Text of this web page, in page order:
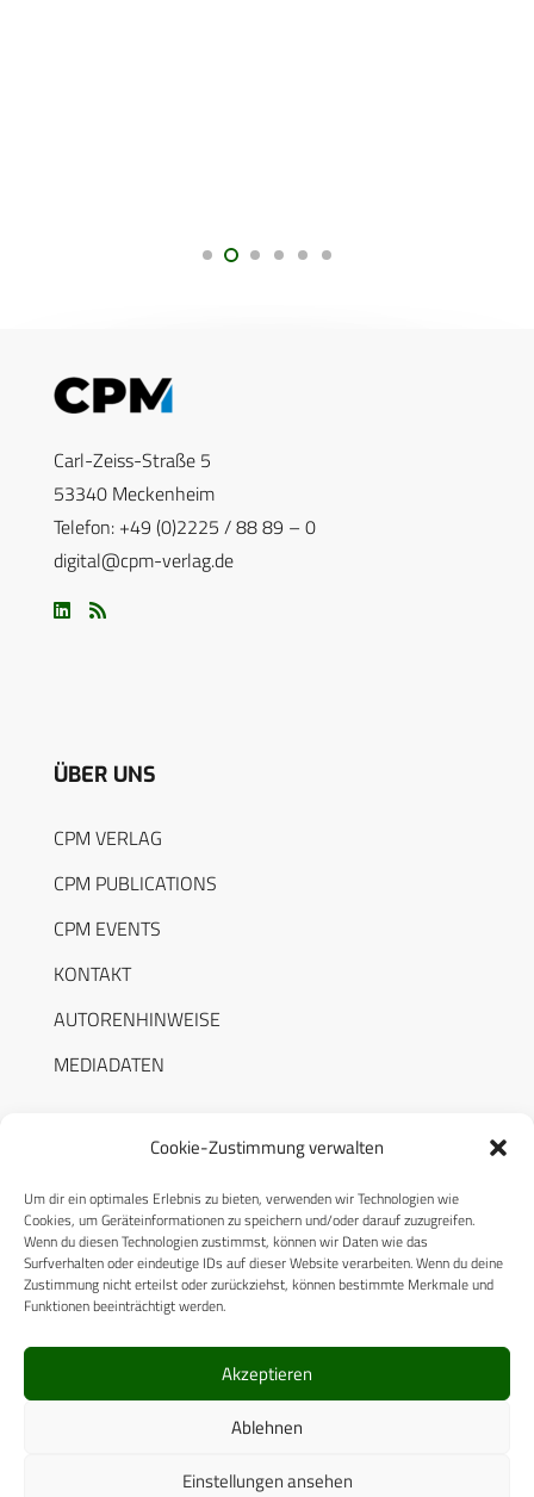
Cookie-Zustimmung verwalten
Um dir ein optimales Erlebnis zu bieten, verwenden wir Technologien wie
Cookies, um Geräteinformationen zu speichern und/oder darauf zuzugreifen.
Wenn du diesen Technologien zustimmst, können wir Daten wie das
Surfverhalten oder eindeutige IDs auf dieser Website verarbeiten. Wenn du deine
Zustimmung nicht erteilst oder zurückziehst, können bestimmte Merkmale und
Funktionen beeinträchtigt werden.
Akzeptieren
Ablehnen
Einstellungen ansehen
Carl-Zeiss-Straße 5
53340 Meckenheim
Telefon: +49 (0)2225 / 88 89 – 0
digital@cpm-verlag.de
ÜBER UNS
CPM VERLAG
CPM PUBLICATIONS
CPM EVENTS
KONTAKT
AUTORENHINWEISE
MEDIADATEN
RECHTLICHES
Datenschutzerklärung
Cookie-Richtlinie (EU)